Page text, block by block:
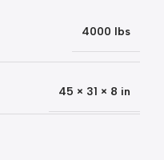
4000 lbs
45 × 31 × 8 in